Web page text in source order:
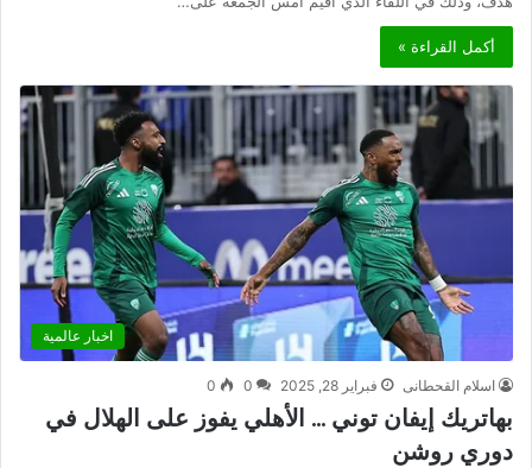
أكمل القراءة »
اخبار عالمية
اسلام القحطانى فبراير 28, 2025 0
0
بهاتريك إيفان توني … الأهلي يفوز على الهلال في
دوري روشن